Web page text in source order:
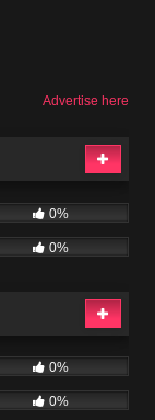
Advertise here
0%
0%
0%
0%